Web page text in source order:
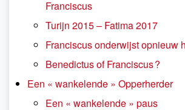
Franciscus
Turijn 2015 – Fatima 2017
Franciscus onderwijst opnieuw
Benedictus of Franciscus ?
Een « wankelende » Opperherder
Een « wankelende » paus